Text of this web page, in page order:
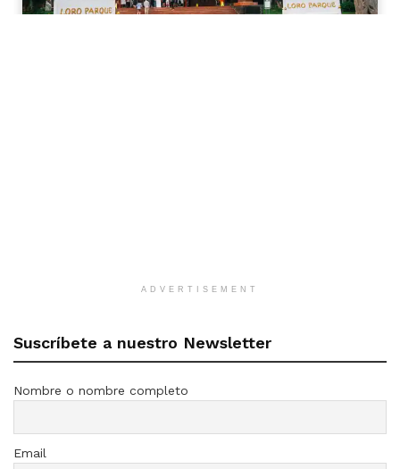
ADVERTISEMENT
Suscríbete a nuestro Newsletter
Nombre o nombre completo
Email